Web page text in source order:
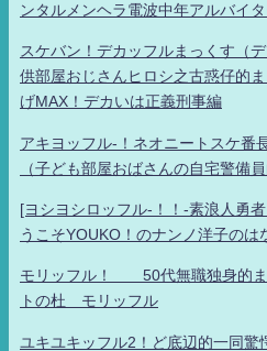
ンタルメンヘラ電波中年アルバイ
スケバン！デカッフルまっくす（
供部屋おじさんヒロシ之古惑仔的
げMAX！デカいは正義刑事編
アキヨッフル-！ネオニートスケ番
（子ども部屋おばさんの自宅警備
[ヨシヨシロッフル-！！-素浪人勇
うこそYOUKO！のナンノ洋子のは
モリッフル！ 50代無職独身的ま
トの杜 モリッフル
ユキユキッフル2！ど底辺的一同驚